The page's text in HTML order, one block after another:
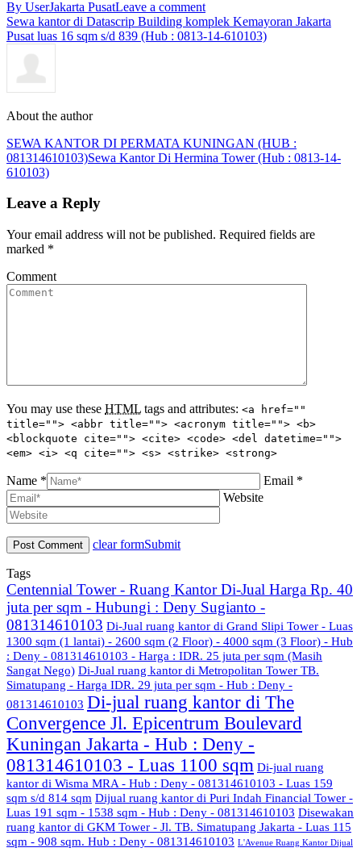
By UserJakarta PusatLeave a comment
Sewa kantor di Datascrip Building komplek Kemayoran Jakarta
Pusat luas 16 sqm s/d 839 (Hub : 0813-14-610103)
About the author
SEWA KANTOR DI PERMATA KUNINGAN (HUB :
081314610103)Sewa Kantor Di Hermina Tower (Hub : 0813-14-
610103)
Leave a Reply
Your email address will not be published. Required fields are
marked *
Comment
You may use these HTML tags and attributes: <a href=""
title=""> <abbr title=""> <acronym title=""> <b>
<blockquote cite=""> <cite> <code> <del datetime="">
<em> <i> <q cite=""> <s> <strike> <strong>
Name *
Email *
Website
clear formSubmit
Tags
Centennial Tower - Ruang Kantor Di-Jual Harga Rp. 40
juta per sqm - Hubungi : Deny Sugianto -
081314610103 Di-Jual ruang kantor di Grand Slipi Tower - Luas
1300 sqm (1 lantai) - 2600 sqm (2 Floor) - 4000 sqm (3 Floor) - Hub
: Deny - 081314610103 - Harga : IDR. 25 juta per sqm (Masih
Sangat Nego) Di-Jual ruang kantor di Metropolitan Tower TB.
Simatupang - Harga IDR. 29 juta per sqm - Hub : Deny -
081314610103 Di-jual ruang kantor di The
Convergence Jl. Epicentrum Boulevard
Kuningan Jakarta - Hub : Deny -
081314610103 - Luas 1100 sqm Di-jual ruang
kantor di Wisma MRA - Hub : Deny - 081314610103 - Luas 159
sqm s/d 814 sqm Dijual ruang kantor di Puri Indah Financial Tower -
Luas 191 sqm - 1538 sqm - Hub : Deny - 081314610103 Disewakan
ruang kantor di GKM Tower - Jl. TB. Simatupang Jakarta - Luas 115
sqm - 908 sqm. Hub : Deny - 081314610103 L'Avenue Ruang Kantor Dijual